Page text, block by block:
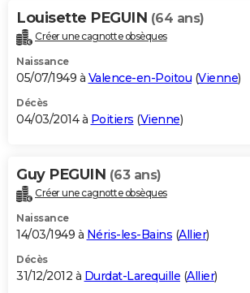
Louisette PEGUIN (64 ans)
Créer une cagnotte obsèques
Naissance
05/07/1949 à Valence-en-Poitou (Vienne)
Décès
04/03/2014 à Poitiers (Vienne)
Guy PEGUIN (63 ans)
Créer une cagnotte obsèques
Naissance
14/03/1949 à Néris-les-Bains (Allier)
Décès
31/12/2012 à Durdat-Larequille (Allier)